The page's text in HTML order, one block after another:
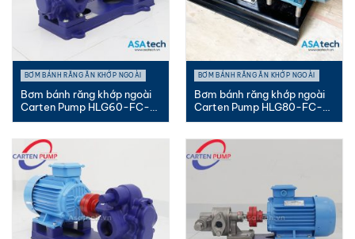
BƠM BÁNH RĂNG ĂN KHỚP NGOÀI
Bơm bánh răng khớp ngoài
Carten Pump HLG60-FC-
MC |...
BƠM BÁNH RĂNG ĂN KHỚP NGOÀI
Bơm bánh răng khớp ngoài
Carten Pump HLG80-FC-
PK |...